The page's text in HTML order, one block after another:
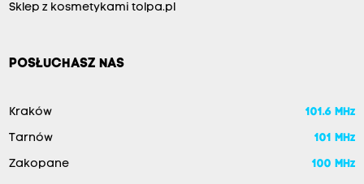
Sklep z kosmetykami tolpa.pl
POSŁUCHASZ NAS
Kraków 101.6 MHz
Tarnów 101 MHz
Zakopane 100 MHz